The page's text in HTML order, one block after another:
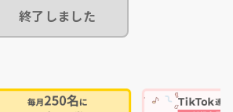
終了しました